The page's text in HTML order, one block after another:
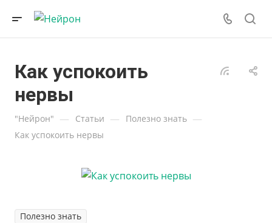
Как успокоить
нервы
"Нейрон" — Статьи — Полезно знать —
Как успокоить нервы
Полезно знать